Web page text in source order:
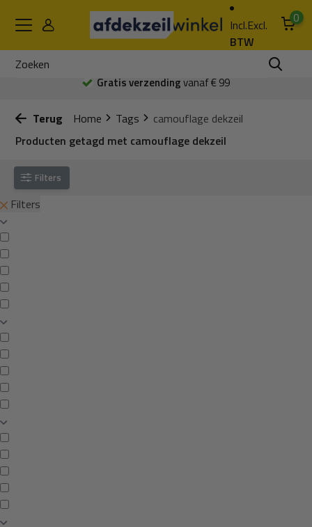
Incl.Excl.
BTW
0
Gratis verzendingvanaf € 99
Terug Home Tags
camouflage dekzeil
Producten getagd met camouflage dekzeil
Filters
Filters